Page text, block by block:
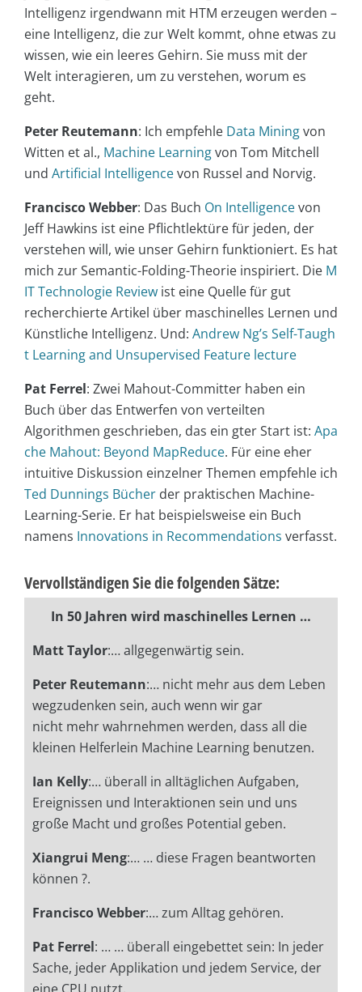
Intelligenz irgendwann mit HTM erzeugen werden –
eine Intelligenz, die zur Welt kommt, ohne etwas zu
wissen, wie ein leeres Gehirn. Sie muss mit der
Welt interagieren, um zu verstehen, worum es
geht.
Peter Reutemann: Ich empfehle Data Miningvon
Witten et al., Machine Learningvon Tom Mitchell
und Artificial Intelligencevon Russel and Norvig.
Francisco Webber: Das Buch On Intelligencevon
Jeff Hawkins ist eine Pflichtlektüre für jeden, der
verstehen will, wie unser Gehirn funktioniert. Es hat
mich zur Semantic-Folding-Theorie inspiriert. Die M
IT Technologie Review ist eine Quelle für gut
recherchierte Artikel über maschinelles Lernen und
Künstliche Intelligenz. Und: Andrew Ng’s Self-Taugh
t Learning and Unsupervised Feature lecture
Pat Ferrel: Zwei Mahout-Committer haben ein
Buch über das Entwerfen von verteilten
Algorithmen geschrieben, das ein gter Start ist: Apa
che Mahout: Beyond MapReduce. Für eine eher
intuitive Diskussion einzelner Themen empfehle ich
Ted Dunnings Bücher der praktischen Machine-
Learning-Serie. Er hat beispielsweise ein Buch
namens Innovations in Recommendations verfasst.
Vervollständigen Sie die folgenden Sätze:
In 50 Jahren wird maschinelles Lernen …
Matt Taylor:… allgegenwärtig sein.
Peter Reutemann:… nicht mehr aus dem Leben
wegzudenken sein, auch wenn wir gar
nicht mehr wahrnehmen werden, dass all die
kleinen Helferlein Machine Learning benutzen.
Ian Kelly:… überall in alltäglichen Aufgaben,
Ereignissen und Interaktionen sein und uns
große Macht und großes Potential geben.
Xiangrui Meng:… … diese Fragen beantworten
können ?.
Francisco Webber:… zum Alltag gehören.
Pat Ferrel: … … überall eingebettet sein: In jeder
Sache, jeder Applikation und jedem Service, der